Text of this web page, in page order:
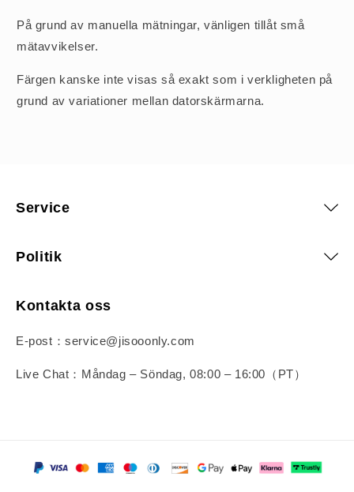
På grund av manuella mätningar, vänligen tillåt små
mätavvikelser.
Färgen kanske inte visas så exakt som i verkligheten på
grund av variationer mellan datorskärmarna.
Service
Politik
Kontakta oss
E-post：service@jisooonly.com
Live Chat：Måndag – Söndag, 08:00 – 16:00（PT）
Betalningsmetoder